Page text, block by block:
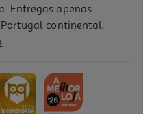
Amd R3/8gb/256gb)
Entregas apenas
continental,
.